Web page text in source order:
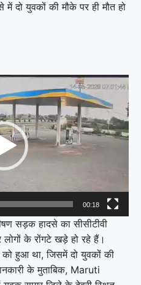
दो युवकों की मौके पर ही मौत हो
00:18
सड़क हादसे का सीसीटीवी
के रोंगटे खड़े हो रहे हैं।
को हुआ था, जिसमें दो युवकों की
के मुताबिक, Maruti